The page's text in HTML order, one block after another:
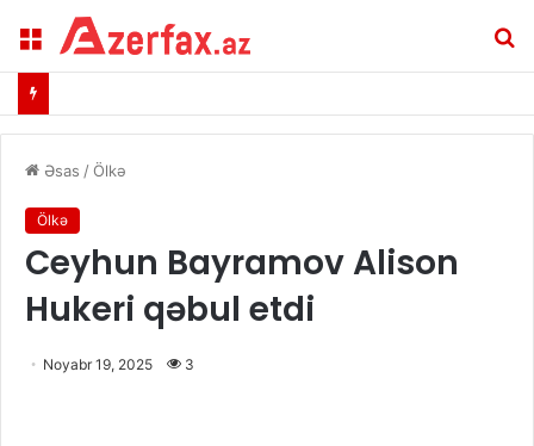
Menu
Əsas /Ölkə
Ölkə
Ceyhun Bayramov Alison
Hukeri qəbul etdi
Noyabr 19, 2025 3